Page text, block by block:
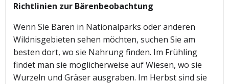
Richtlinien zur Bärenbeobachtung
Wenn Sie Bären in Nationalparks oder anderen
Wildnisgebieten sehen möchten, suchen Sie am
besten dort, wo sie Nahrung finden. Im Frühling
findet man sie möglicherweise auf Wiesen, wo sie
Wurzeln und Gräser ausgraben. Im Herbst sind sie